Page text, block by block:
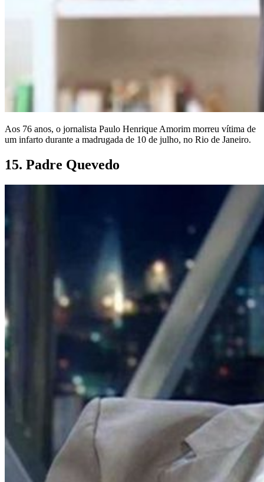
Aos 76 anos, o jornalista Paulo Henrique Amorim morreu vítima de
um infarto durante a madrugada de 10 de julho, no Rio de Janeiro.
15. Padre Quevedo